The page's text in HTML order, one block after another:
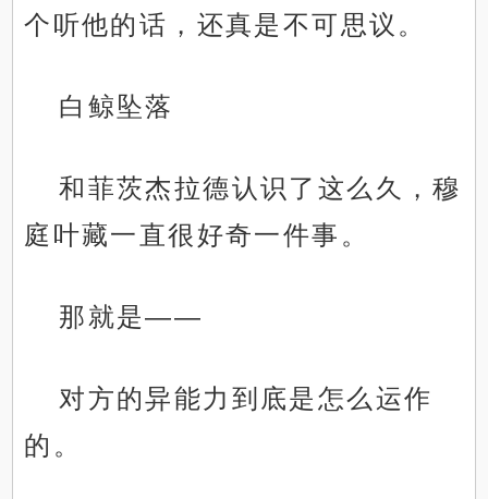
个听他的话，还真是不可思议。
白鲸坠落
和菲茨杰拉德认识了这么久，穆
庭叶藏一直很好奇一件事。
那就是——
对方的异能力到底是怎么运作
的。